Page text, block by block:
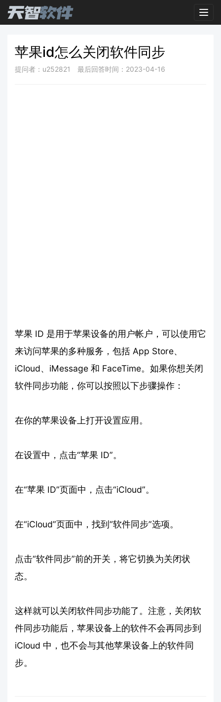
苹果id怎么关闭软件同步
提问者：u252821 最后回答时间：2023-04-16
苹果 ID 是用于苹果设备的用户帐户，可以使用它
来访问苹果的多种服务，包括 App Store、
iCloud、iMessage 和 FaceTime。如果你想关闭
软件同步功能，你可以按照以下步骤操作：
在你的苹果设备上打开设置应用。
在设置中，点击“苹果 ID”。
在“苹果 ID”页面中，点击“iCloud”。
在“iCloud”页面中，找到“软件同步”选项。
点击“软件同步”前的开关，将它切换为关闭状
态。
这样就可以关闭软件同步功能了。注意，关闭软
件同步功能后，苹果设备上的软件不会再同步到
iCloud 中，也不会与其他苹果设备上的软件同
步。